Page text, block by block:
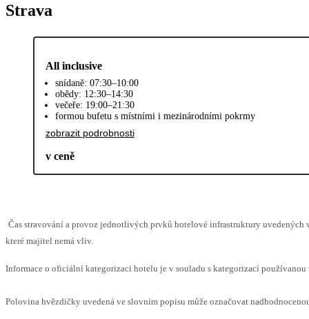
Strava
All inclusive
snídaně: 07:30–10:00
obědy: 12:30–14:30
večeře: 19:00–21:30
formou bufetu s místními i mezinárodními pokrmy
zobrazit podrobnosti
v ceně
Čas stravování a provoz jednotlivých prvků hotelové infrastruktury uvedených
které majitel nemá vliv.
Informace o oficiální kategorizaci hotelu je v souladu s kategorizací
Polovina hvězdičky uvedená ve slovním popisu může označovat